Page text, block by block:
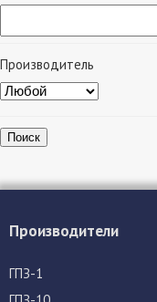
Производитель
Поиск
Производители
ГПЗ-1